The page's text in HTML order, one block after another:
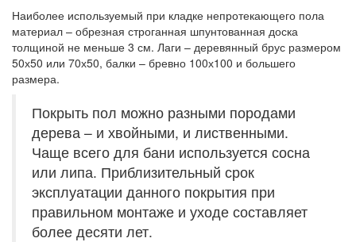
Наиболее используемый при кладке непротекающего пола
материал – обрезная строганная шпунтованная доска
толщиной не меньше 3 см. Лаги – деревянный брус размером
50х50 или 70х50, балки – бревно 100х100 и большего
размера.
Покрыть пол можно разными породами
дерева – и хвойными, и лиственными.
Чаще всего для бани используется сосна
или липа. Приблизительный срок
эксплуатации данного покрытия при
правильном монтаже и уходе составляет
более десяти лет.